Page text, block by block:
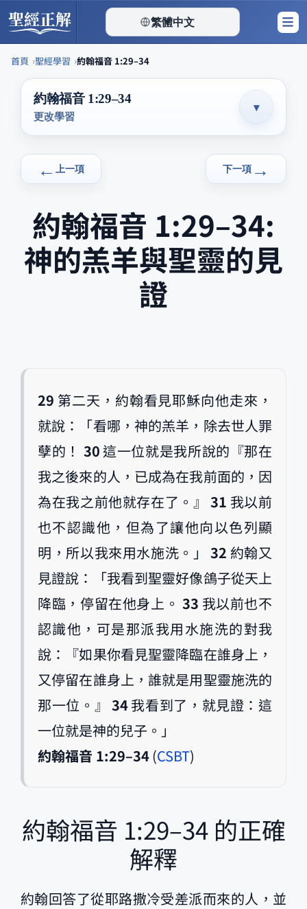
聖經正解 繁體中文
▾
首頁 聖經學習 約翰福音 1:29–34
Skip
content
約翰福音 1:29–34
更改學習
▾
← 上一項 下一項 →
約翰福音 1:29–34:
神的羔羊與聖靈的見
證
29 第二天，約翰看見耶穌向他走來，
就說：「看哪，神的羔羊，除去世人罪
孽的！ 30這一位就是我所說的『那在
我之後來的人，已成為在我前面的，因
為在我之前他就存在了。』 31 我以前
也不認識他，但為了讓他向以色列顯
明，所以我來用水施洗。」
32 約翰又
見證說：「我看到聖靈好像鴿子從天上
降臨，停留在他身上。 33 我以前也不
認識他，可是那派我用水施洗的對我
說：『如果你看見聖靈降臨在誰身上，
又停留在誰身上，誰就是用聖靈施洗的
那一位。』 34我看到了，就見證：這
一位就是神的兒子。」
約翰福音 1:29–34(CSBT)
約翰福音 1:29–34的正確
解釋
約翰回答了從耶路撒冷受差派而來的人，並